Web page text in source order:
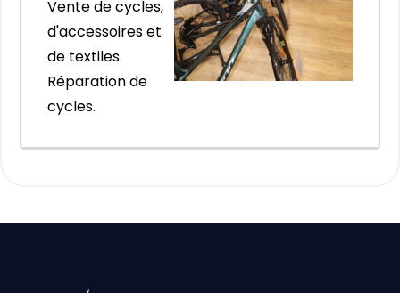
Vente de cycles,
d'accessoires et
de textiles.
Réparation de
cycles.